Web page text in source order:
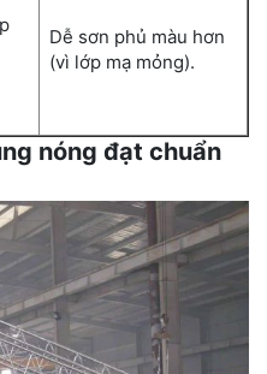
Dễ sơn phủ màu hơn
(vì lớp mạ mỏng).
nóng đạt chuẩn